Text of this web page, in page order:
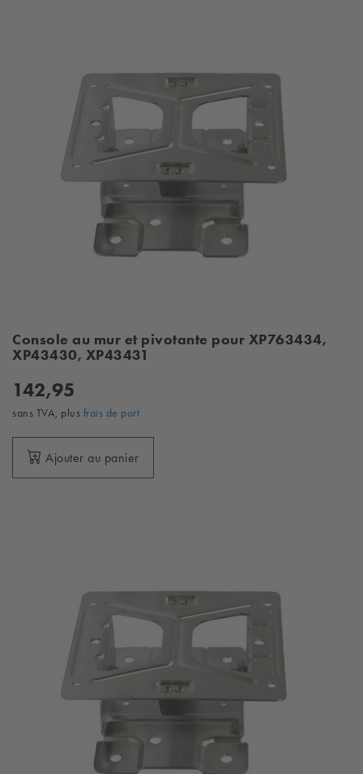
Console au mur et pivotante pour XP763434,
XP43430, XP43431
142,95
sans TVA, plus frais de port
Ajouter au panier